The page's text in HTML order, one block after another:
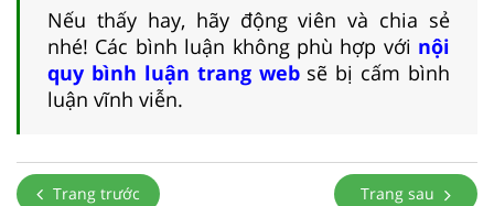
Nếu thấy hay, hãy động viên và chia sẻ
nhé! Các bình luận không phù hợp với nội
quy bình luận trang websẽ bị cấm bình
luận vĩnh viễn.
Trang trước Trang sau